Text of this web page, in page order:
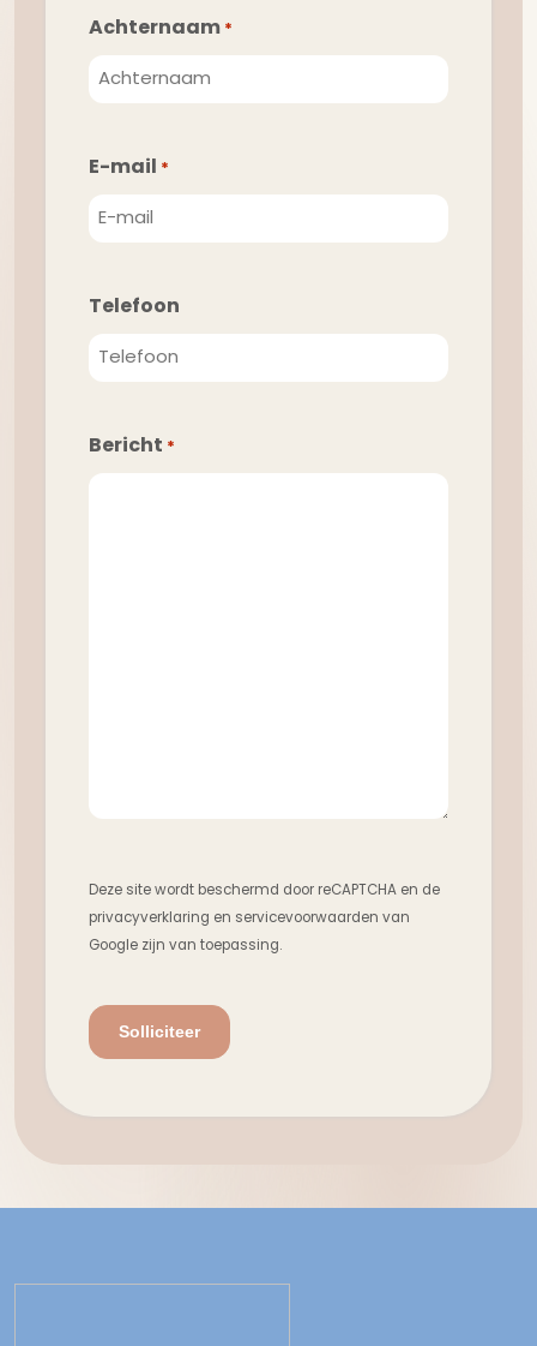
Achternaam*
E-mail *
Telefoon
Bericht *
Deze site wordt beschermd door reCAPTCHA en de
privacyverklaring en servicevoorwaarden van
Google zijn van toepassing.
Solliciteer